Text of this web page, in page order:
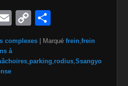
E
m
ail
C
o
p
y
ar
ta
g
complexes Marqué frein,frein
à
,parking,rodius,Ssangyo